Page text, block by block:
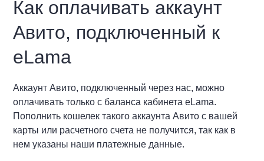
Как оплачивать аккаунт
Авито, подключенный к
eLama
Аккаунт Авито, подключенный через нас, можно
оплачивать только с баланса кабинета eLama.
Пополнить кошелек такого аккаунта Авито с вашей
карты или расчетного счета не получится, так как в
нем указаны наши платежные данные.